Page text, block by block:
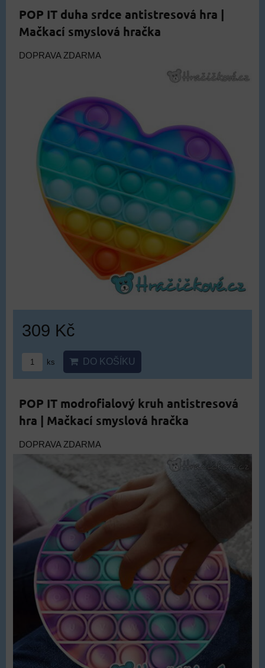
POP IT duha srdce antistresová hra |
Mačkací smyslová hračka
DOPRAVA ZDARMA
309 Kč
ks DO KOŠÍKU
POP IT modrofialový kruh antistresová
hra | Mačkací smyslová hračka
DOPRAVA ZDARMA